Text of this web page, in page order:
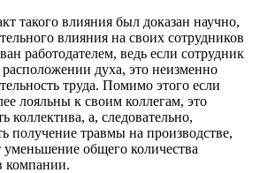
такого влияния был доказан научно,
влияния на своих сотрудников
работодателем, ведь если сотрудник
духа, это неизменно
труда. Помимо этого если
лояльны к своим коллегам, это
коллектива, а, следовательно,
получение травмы на производстве,
уменьшение общего количества
компании.